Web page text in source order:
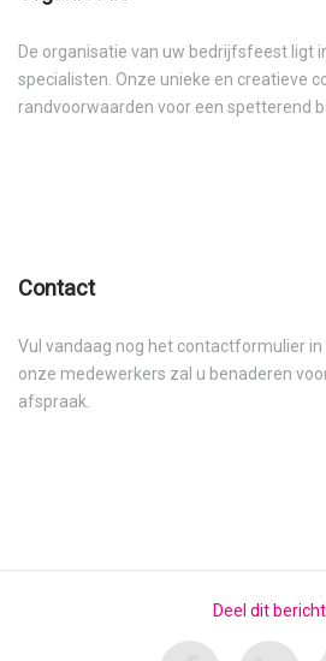
De organisatie van uw bedrijfsfeest ligt
specialisten. Onze unieke en creatieve
randvoorwaarden voor een spetterend
Contact
Vul vandaag nog het contactformulier in
onze medewerkers zal u benaderen
afspraak.
Deel dit bericht